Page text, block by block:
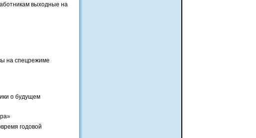
выходные на
на спецрежиме
о будущем
годовой